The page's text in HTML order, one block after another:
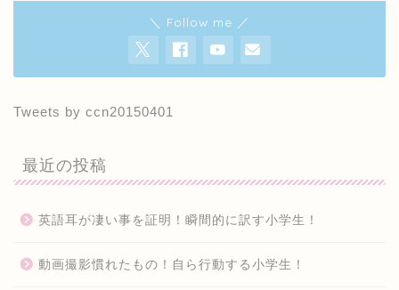
＼ Follow me ／
Tweets by ccn20150401
最近の投稿
英語耳が凄い事を証明！瞬間的に訳す小学生！
動画撮影慣れたもの！自ら行動する小学生！